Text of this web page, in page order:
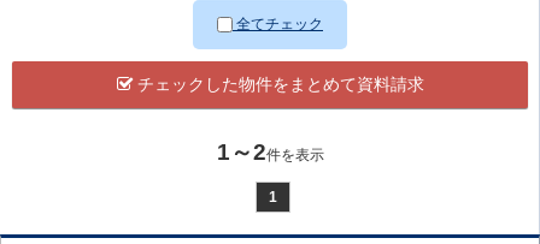
全てチェック
チェックした物件をまとめて資料請求
1～2件を表示
1